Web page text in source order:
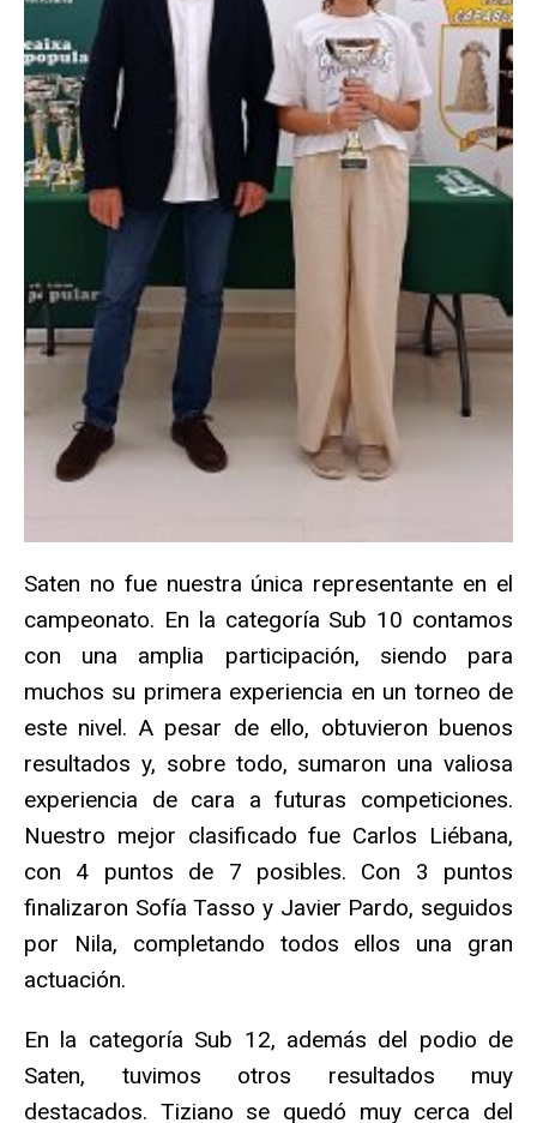
Saten no fue nuestra única representante en el
campeonato. En la categoría Sub 10 contamos
con una amplia participación, siendo para
muchos su primera experiencia en un torneo de
este nivel. A pesar de ello, obtuvieron buenos
resultados y, sobre todo, sumaron una valiosa
experiencia de cara a futuras competiciones.
Nuestro mejor clasificado fue Carlos Liébana,
con 4 puntos de 7 posibles. Con 3 puntos
finalizaron Sofía Tasso y Javier Pardo, seguidos
por Nila, completando todos ellos una gran
actuación.
En la categoría Sub 12, además del podio de
Saten, tuvimos otros resultados muy
destacados. Tiziano se quedó muy cerca del